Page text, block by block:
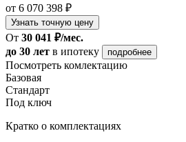
от 6 070 398 ₽
Узнать точную цену
От 30 041 ₽/мес.
до 30 лет в ипотеку подробнее
Посмотреть комлектацию
Базовая
Стандарт
Под ключ
Кратко о комплектациях